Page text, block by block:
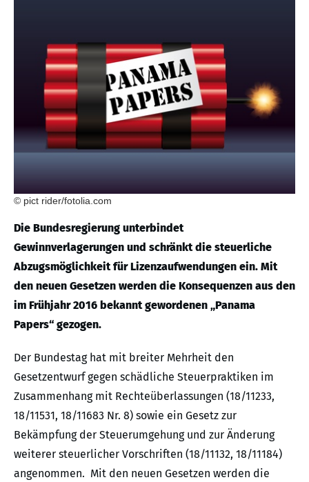
© pict rider/fotolia.com
Die Bundesregierung unterbindet
Gewinnverlagerungen und schränkt die steuerliche
Abzugsmöglichkeit für Lizenzaufwendungen ein. Mit
den neuen Gesetzen werden die Konsequenzen aus den
im Frühjahr 2016 bekannt gewordenen „Panama
Papers“ gezogen.
Der Bundestag hat mit breiter Mehrheit den
Gesetzentwurf gegen schädliche Steuerpraktiken im
Zusammenhang mit Rechteüberlassungen (18/11233,
18/11531, 18/11683 Nr. 8) sowie ein Gesetz zur
Bekämpfung der Steuerumgehung und zur Änderung
weiterer steuerlicher Vorschriften (18/11132, 18/11184)
angenommen. Mit den neuen Gesetzen werden die